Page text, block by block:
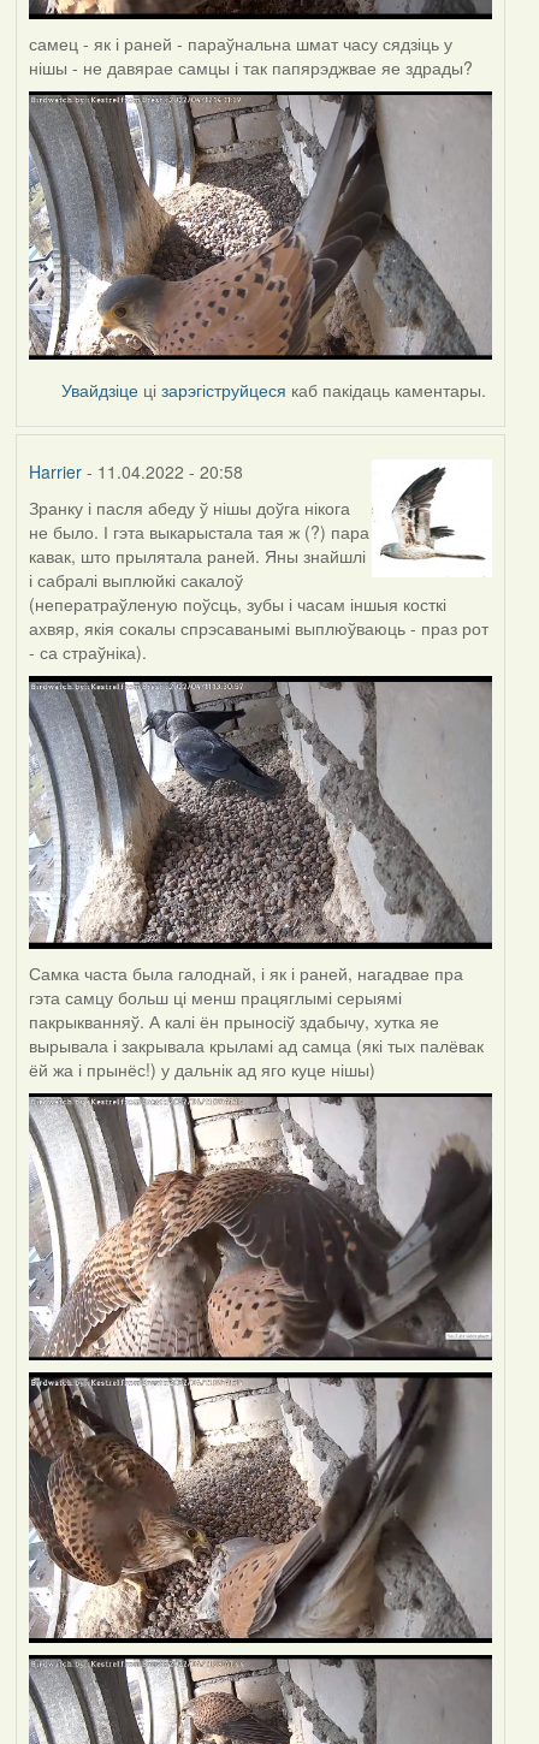
самец - як і раней - параўнальна шмат часу сядзіць у
нішы - не давярае самцы і так папярэджвае яе здрады?
Увайдзіце цізарэгіструйцеся каб пакідаць каментары.
Harrier- 11.04.2022 - 20:58
Зранку і пасля абеду ў нішы доўга нікога
не было. І гэта выкарыстала тая ж (?) пара
кавак, што прылятала раней. Яны знайшлі
і сабралі выплюйкі сакалоў
(неператраўленую поўсць, зубы і часам іншыя косткі
ахвяр, якія сокалы спрэсаванымі выплюўваюць - праз рот
- са страўніка).
Самка часта была галоднай, і як і раней, нагадвае пра
гэта самцу больш ці менш працяглымі серыямі
пакрыкванняў. А калі ён прыносіў здабычу, хутка яе
вырывала і закрывала крыламі ад самца (які тых палёвак
ёй жа і прынёс!) у дальнік ад яго куце нішы)